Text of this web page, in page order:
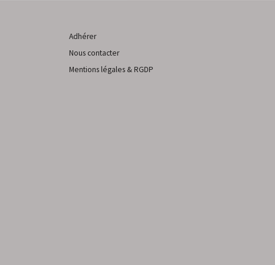
Adhérer
Nous contacter
Mentions légales & RGDP